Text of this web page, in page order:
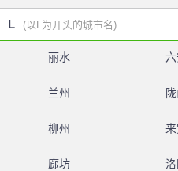
L (以L为开头的城市名)
丽水
兰州
柳州
廊坊